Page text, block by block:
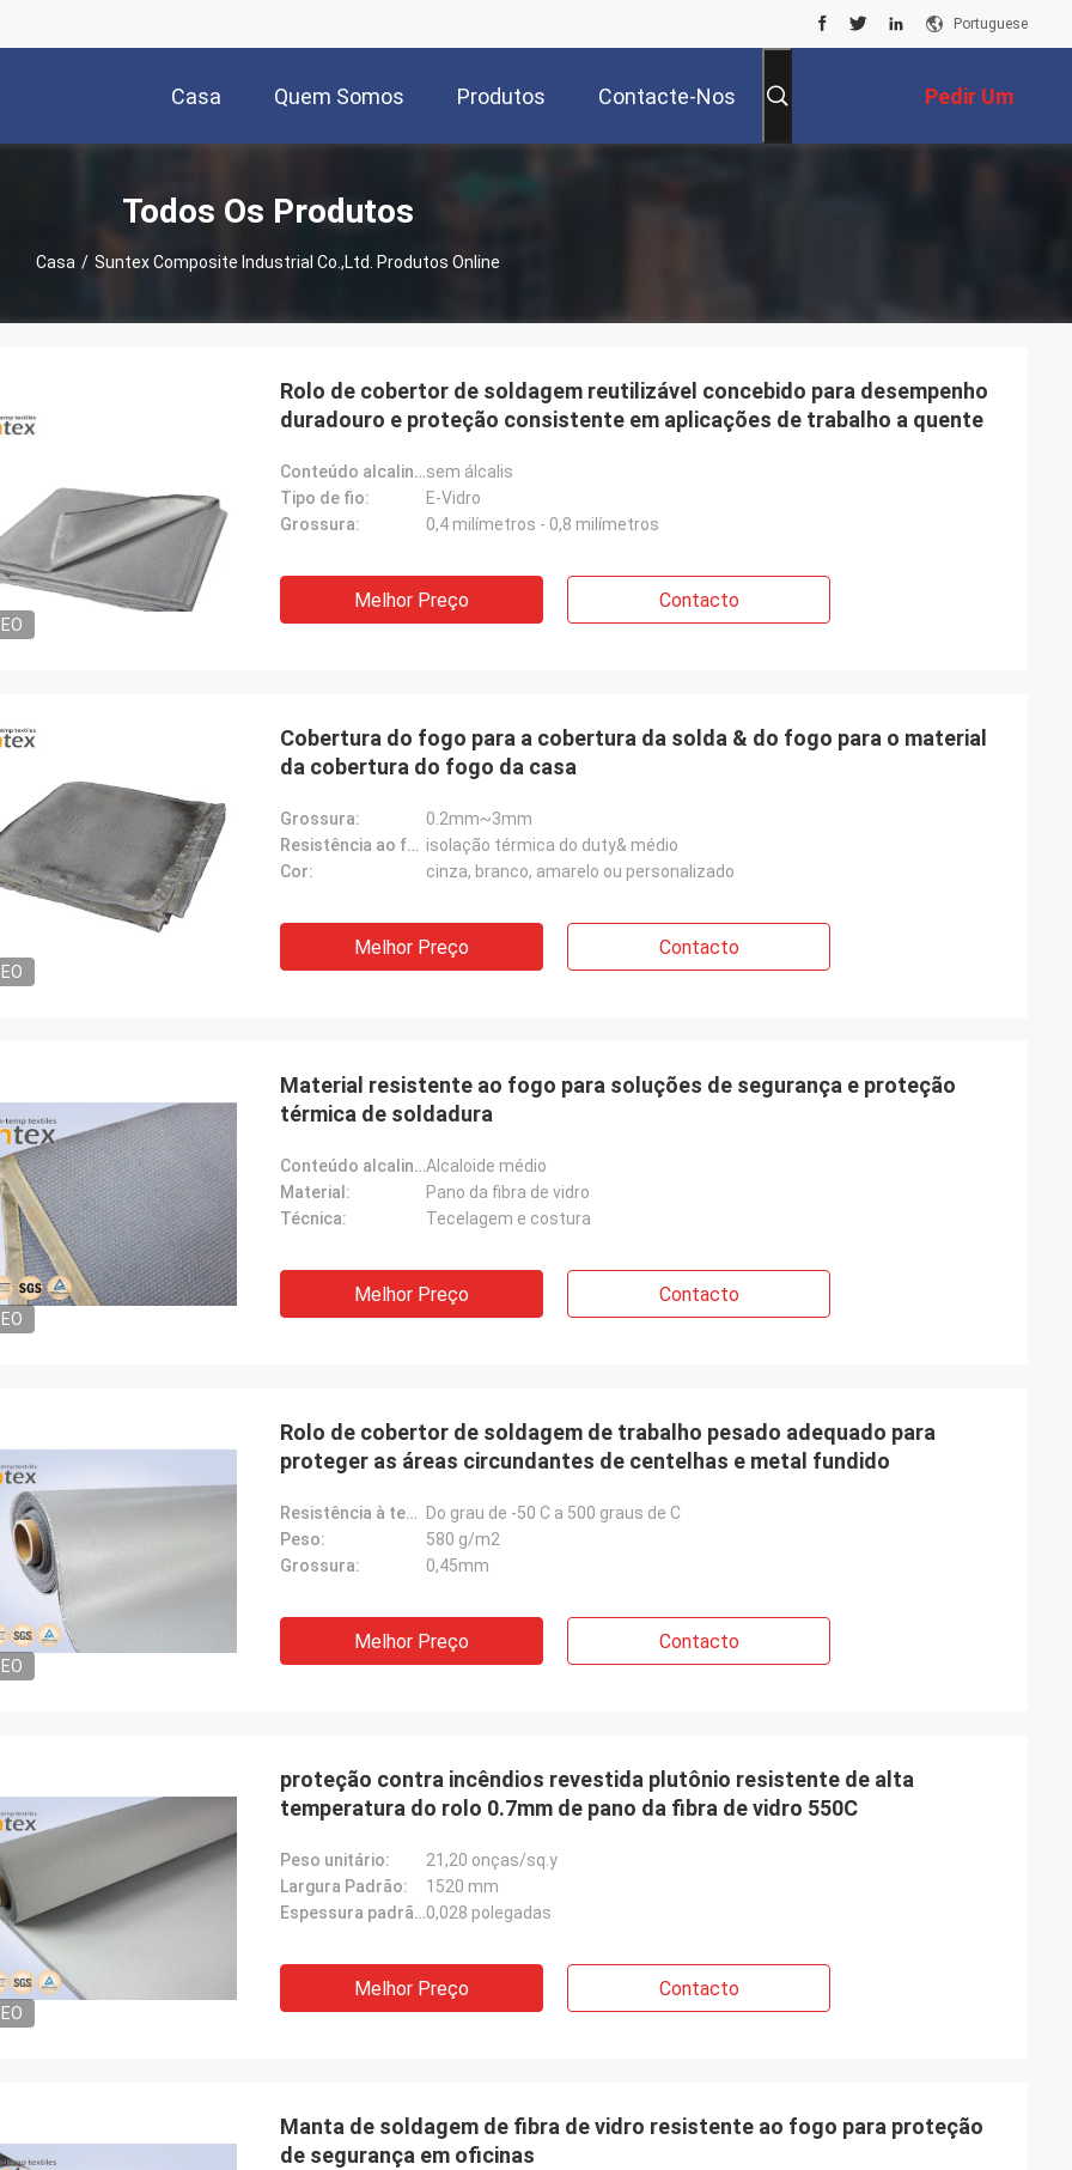
Portuguese
Casa Quem Somos Produtos Contacte-Nos Pedir Um
Orçamento
Todos Os Produtos
Casa / Suntex Composite Industrial Co.,Ltd. Produtos Online
o Suntex por
a
Está
maneira junto
São um sócio da confiança
rapidamente com qualidade de
satisfação. E são profissionais em
Rolo de cobertor de soldagem reutilizável concebido para desempenho
duradouro e proteção consistente em aplicações de trabalho a quente
Conteúdo alcalino:sem álcalis
Tipo de fio:
E-Vidro
Grossura:
0,4 milímetros - 0,8 milímetros
Melhor Preço Contacto
Cobertura do fogo para a cobertura da solda & do fogo para o material
da cobertura do fogo da casa
Grossura:
0.2mm~3mm
Resistência ao fogo: isolação térmica do duty& médio
Cor:
cinza, branco, amarelo ou personalizado
Melhor Preço Contacto
Material resistente ao fogo para soluções de segurança e proteção
térmica de soldadura
Conteúdo alcalino:Alcaloide médio
Material:
Pano da fibra de vidro
Técnica:
Tecelagem e costura
Melhor Preço Contacto
Rolo de cobertor de soldagem de trabalho pesado adequado para
proteger as áreas circundantes de centelhas e metal fundido
Resistência à temperatura:
Do grau de -50 C a 500 graus de C
Peso:
580 g/m2
Grossura:
0,45mm
Melhor Preço Contacto
proteção contra incêndios revestida plutônio resistente de alta
temperatura do rolo 0.7mm de pano da fibra de vidro 550C
Peso unitário:
21,20 onças/sq.y
Largura Padrão:
1520 mm
Espessura padrão:0,028 polegadas
Melhor Preço Contacto
Manta de soldagem de fibra de vidro resistente ao fogo para proteção
de segurança em oficinas